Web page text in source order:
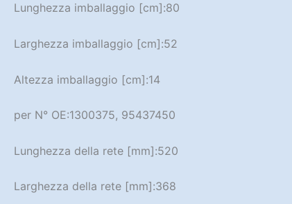
Lunghezza imballaggio [cm]:80
Larghezza imballaggio [cm]:52
Altezza imballaggio [cm]:14
per N° OE:1300375, 95437450
Lunghezza della rete [mm]:520
Larghezza della rete [mm]:368